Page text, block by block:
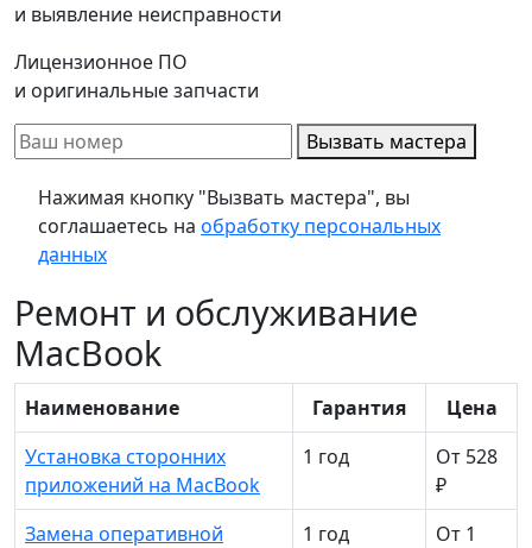
и выявление неисправности
Лицензионное ПО
и оригинальные запчасти
Вызвать мастера
Нажимая кнопку "Вызвать мастера", вы
соглашаетесь на обработку персональных
данных
Ремонт и обслуживание
MacBook
Наименование Гарантия
Цена
Установка сторонних
приложений на MacBook
1 год
От 528
₽
Замена оперативной
1 год
От 1